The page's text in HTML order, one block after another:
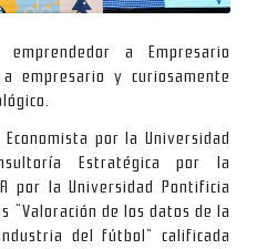
emprendedor a Empresario
empresario y curiosamente
Economista por la Universidad
Estratégica por la
por laUniversidad Pontificia
“Valoración de los datos de la
del fútbol” calificada